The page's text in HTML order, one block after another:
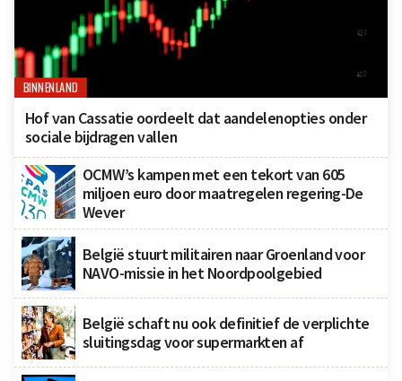
BINNENLAND
Hof van Cassatie oordeelt dat aandelenopties onder
sociale bijdragen vallen
OCMW’s kampen met een tekort van 605
miljoen euro door maatregelen regering-De
Wever
België stuurt militairen naar Groenland voor
NAVO-missie in het Noordpoolgebied
België schaft nu ook definitief de verplichte
sluitingsdag voor supermarkten af